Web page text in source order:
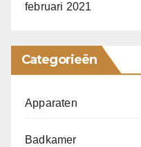
februari 2021
Categorieën
Apparaten
Badkamer